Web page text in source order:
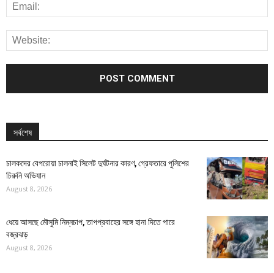
সর্বশেষ
চালকদের বেপরোয়া চালনাই সিলেট দুর্ঘটনার কারণ, গ্রেফতারে পুলিশের
চিরুনি অভিযান
August 8, 2026
ধেয়ে আসছে মৌসুমি নিম্নচাপ, তাপপ্রবাহের সঙ্গে হানা দিতে পারে
বজ্রঝড়
August 8, 2026